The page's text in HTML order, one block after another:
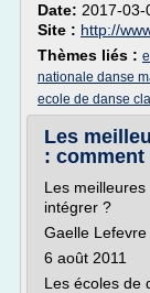
Date: 2017-03-
Site : http://
Thèmes liés :
nationale danse
ecole de danse
Les
: comment
Les
intégrer ?
Gaelle Lefevre
6 août 2011
Les écoles de